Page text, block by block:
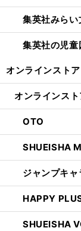
集英社みらい
集英社の児
オンラインストア
オンラインスト
OTO
SHUEISHA
ジャンプキ
HAPPY
SHUEISHA